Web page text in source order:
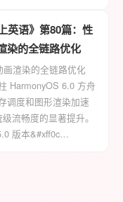
英语》第80篇：性
染的全链路优化
渲染的全链路优化
HarmonyOS 6.0 方舟
调度和图形渲染加速
流畅度的显著提升。
版本&#xff0c…